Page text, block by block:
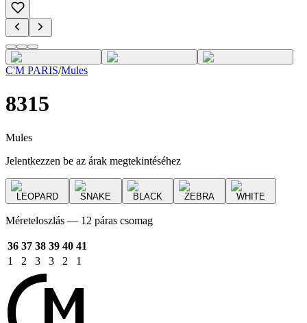
C'M PARIS/Mules
8315
Mules
Jelentkezzen be az árak megtekintéséhez
LEOPARD SNAKE BLACK ZEBRA WHITE
Méreteloszlás — 12 páras csomag
36 37 38 39 40 41
1
2 3 3 2 1